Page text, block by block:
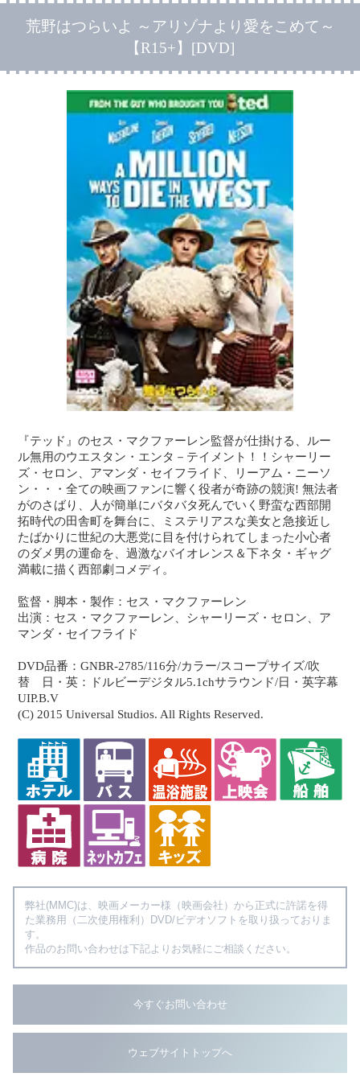
荒野はつらいよ ～アリゾナより愛をこめて～
【R15+】[DVD]
『テッド』のセス・マクファーレン監督が仕掛ける、ルー
ル無用のウエスタン・エンタ－テイメント！！シャーリー
ズ・セロン、アマンダ・セイフライド、リーアム・ニーソ
ン・・・全ての映画ファンに響く役者が奇跡の競演! 無法者
がのさばり、人が簡単にバタバタ死んでいく野蛮な西部開
拓時代の田舎町を舞台に、ミステリアスな美女と急接近し
たばかりに世紀の大悪党に目を付けられてしまった小心者
のダメ男の運命を、過激なバイオレンス＆下ネタ・ギャグ
満載に描く西部劇コメディ。
監督・脚本・製作：セス・マクファーレン
出演：セス・マクファーレン、シャーリーズ・セロン、ア
マンダ・セイフライド
DVD品番：GNBR-2785/116分/カラー/スコープサイズ/吹
替 日・英：ドルビーデジタル5.1chサラウンド/日・英字幕
UIP.B.V
(C) 2015 Universal Studios. All Rights Reserved.
弊社(MMC)は、映画メーカー様（映画会社）から正式に許諾を得
た業務用（二次使用権利）DVD/ビデオソフトを取り扱っておりま
す。
作品のお問い合わせは下記よりお気軽にご相談ください。
今すぐお問い合わせ
ウェブサイトトップへ